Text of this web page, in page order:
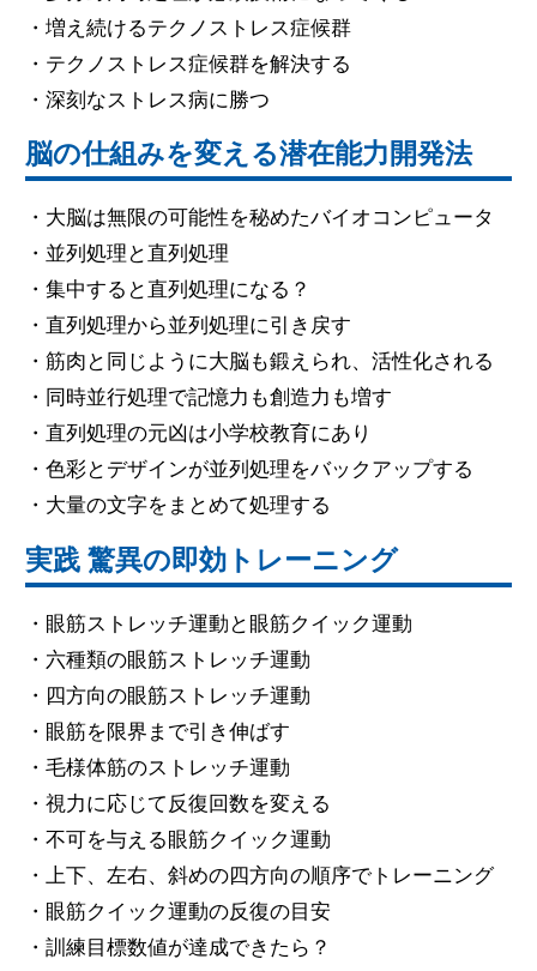
・増え続けるテクノストレス症候群
・テクノストレス症候群を解決する
・深刻なストレス病に勝つ
脳の仕組みを変える潜在能力開発法
・大脳は無限の可能性を秘めたバイオコンピュータ
・並列処理と直列処理
・集中すると直列処理になる？
・直列処理から並列処理に引き戻す
・筋肉と同じように大脳も鍛えられ、活性化される
・同時並行処理で記憶力も創造力も増す
・直列処理の元凶は小学校教育にあり
・色彩とデザインが並列処理をバックアップする
・大量の文字をまとめて処理する
実践 驚異の即効トレーニング
・眼筋ストレッチ運動と眼筋クイック運動
・六種類の眼筋ストレッチ運動
・四方向の眼筋ストレッチ運動
・眼筋を限界まで引き伸ばす
・毛様体筋のストレッチ運動
・視力に応じて反復回数を変える
・不可を与える眼筋クイック運動
・上下、左右、斜めの四方向の順序でトレーニング
・眼筋クイック運動の反復の目安
・訓練目標数値が達成できたら？